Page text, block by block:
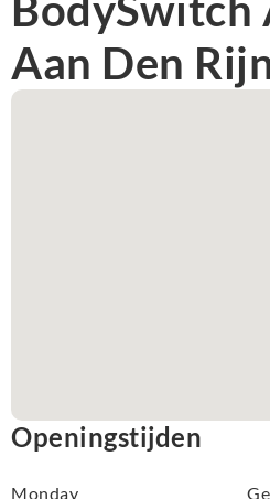
Aan Den
Openingstijden
Monday